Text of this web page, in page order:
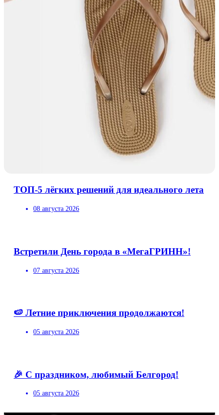
ТОП-5 лёгких решений для идеального лета
08 августа 2026
Встретили День города в «МегаГРИНН»!
07 августа 2026
🍉 Летние приключения продолжаются!
05 августа 2026
🎉 С праздником, любимый Белгород!
05 августа 2026